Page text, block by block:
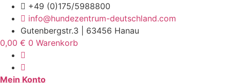
Zum
Inhalt
springen
+49 (0)175/5988800
info@hundezentrum-deutschland.com
Gutenbergstr.3 | 63456 Hanau
0,00 € 0 Warenkorb
Mein Konto